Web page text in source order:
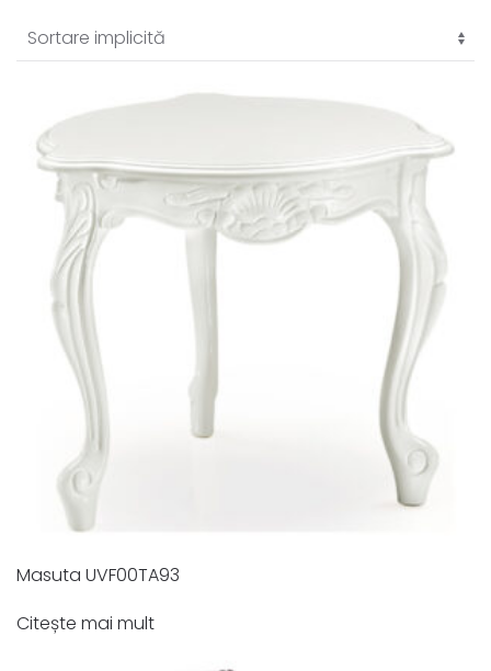
Masuta UVF00TA93
Citește mai mult